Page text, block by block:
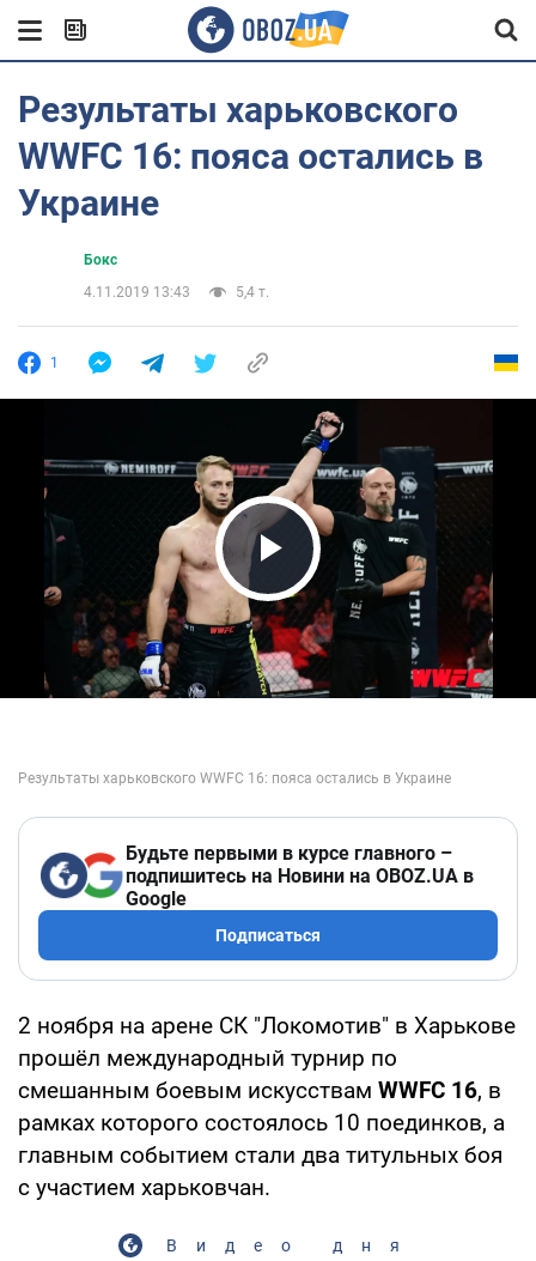
Результаты харьковского
WWFC 16: пояса остались в
Украине
Бокс
4.11.2019 13:43
5,4 т.
1
Play Video
Будьте первыми в курсе главного –
подпишитесь на Новини на OBOZ.UA в
Google
Подписаться
2 ноября на арене СК "Локомотив" в Харькове
прошёл международный турнир по
смешанным боевым искусствам WWFC 16, в
рамках которого состоялось 10 поединков, а
главным событием стали два титульных боя
с участием харьковчан.
Видео дня